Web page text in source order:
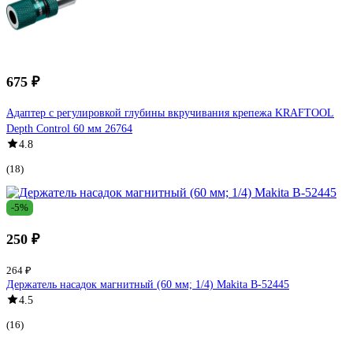
675 ₽
Адаптер с регулировкой глубины вкручивания крепежа KRAFTOOL
Depth Control 60 мм 26764
4.8
(18)
-5%
250 ₽
264 ₽
Держатель насадок магнитный (60 мм; 1/4) Makita B-52445
4.5
(16)